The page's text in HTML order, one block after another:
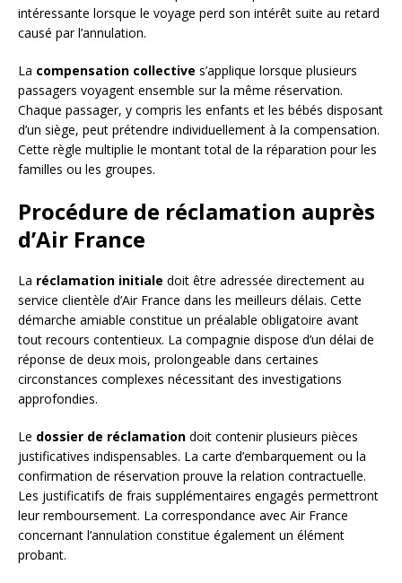
intéressante lorsque le voyage perd son intérêt suite au retard
causé par l’annulation.
La compensation collective s’applique lorsque plusieurs
passagers voyagent ensemble sur la même réservation.
Chaque passager, y compris les enfants et les bébés disposant
d’un siège, peut prétendre individuellement à la compensation.
Cette règle multiplie le montant total de la réparation pour les
familles ou les groupes.
Procédure de réclamation auprès
d’Air France
La réclamation initiale doit être adressée directement au
service clientèle d’Air France dans les meilleurs délais. Cette
démarche amiable constitue un préalable obligatoire avant
tout recours contentieux. La compagnie dispose d’un délai de
réponse de deux mois, prolongeable dans certaines
circonstances complexes nécessitant des investigations
approfondies.
Le dossier de réclamation doit contenir plusieurs pièces
justificatives indispensables. La carte d’embarquement ou la
confirmation de réservation prouve la relation contractuelle.
Les justificatifs de frais supplémentaires engagés permettront
leur remboursement. La correspondance avec Air France
concernant l’annulation constitue également un élément
probant.